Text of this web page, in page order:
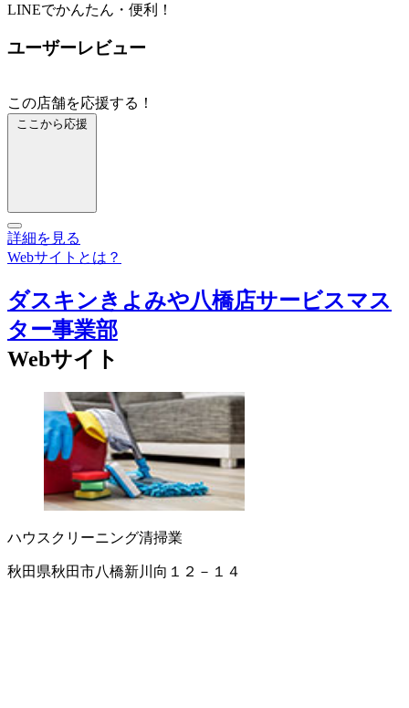
LINEでかんたん・便利！
ユーザーレビュー
この店舗を応援する！
ここから応援
詳細を見る
Webサイトとは？
ダスキンきよみや八橋店サービスマス
ター事業部
Webサイト
ハウスクリーニング清掃業
秋田県秋田市八橋新川向１２－１４